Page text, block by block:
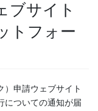
ブサイト
トフォー
）申請ウェブサイト
についての通知が届